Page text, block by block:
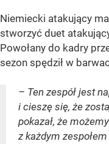
Niemiecki atakujący
stworzyć duet
Powołany do kadry
sezon spędził w
– Ten zespół jest
i cieszę się, że
pokazał, że
z każdym